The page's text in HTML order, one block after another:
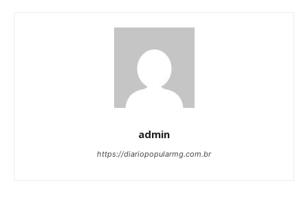
admin
https://diariopopularmg.com.br